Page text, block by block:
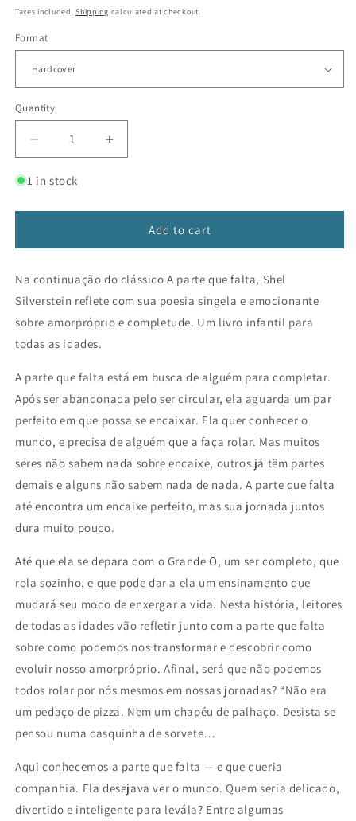
price
Taxes included.Shipping calculated at checkout.
Format
Quantity
Decrease
quantity
for
parte
falta
o
grande
Increase
quantity
parte
falta
o
grande
1 in stock
Add to cart
Na continuação do clássico A parte que falta, Shel
Silverstein reflete com sua poesia singela e emocionante
sobre amorpróprio e completude. Um livro infantil para
todas as idades.
A parte que falta está em busca de alguém para completar.
Após ser abandonada pelo ser circular, ela aguarda um par
perfeito em que possa se encaixar. Ela quer conhecer o
mundo, e precisa de alguém que a faça rolar. Mas muitos
seres não sabem nada sobre encaixe, outros já têm partes
demais e alguns não sabem nada de nada. A parte que falta
até encontra um encaixe perfeito, mas sua jornada juntos
dura muito pouco.
Até que ela se depara com o Grande O, um ser completo, que
rola sozinho, e que pode dar a ela um ensinamento que
mudará seu modo de enxergar a vida. Nesta história, leitores
de todas as idades vão refletir junto com a parte que falta
sobre como podemos nos transformar e descobrir como
evoluir nosso amorpróprio. Afinal, será que não podemos
todos rolar por nós mesmos em nossas jornadas? “Não era
um pedaço de pizza. Nem um chapéu de palhaço. Desista se
pensou numa casquinha de sorvete…
Aqui conhecemos a parte que falta — e que queria
companhia. Ela desejava ver o mundo. Quem seria delicado,
divertido e inteligente para levála? Entre algumas